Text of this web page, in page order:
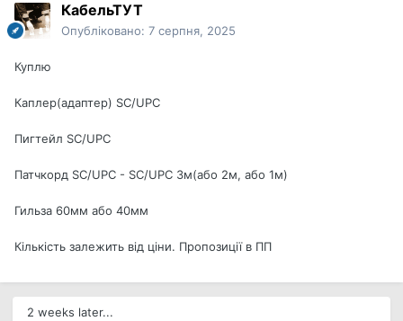
КабельТУТ
Опубліковано: 7 серпня, 2025
Куплю
Каплер(адаптер) SC/UPC
Пигтейл SC/UPC
Патчкорд SC/UPC - SC/UPC 3м(або 2м, або 1м)
Гильза 60мм або 40мм
Кількість залежить від ціни. Пропозиції в ПП
2 weeks later...